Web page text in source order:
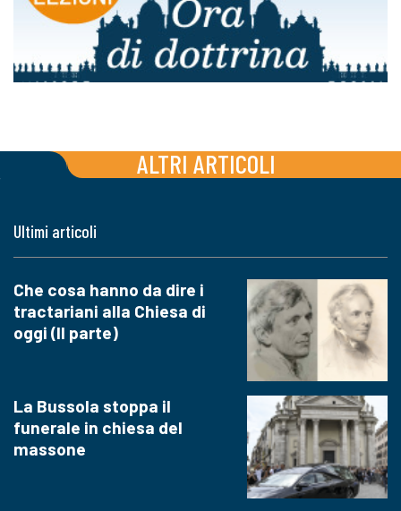
ALTRI ARTICOLI
Ultimi articoli
Che cosa hanno da dire i
tractariani alla Chiesa di
oggi (II parte)
La Bussola stoppa il
funerale in chiesa del
massone